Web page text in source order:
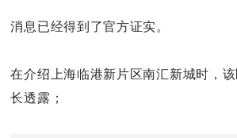
消息已经得到了官方证实。
在介绍上海临港新片区南汇新城时，
长透露；